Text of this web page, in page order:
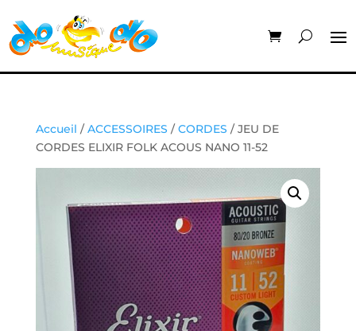
Accueil /ACCESSOIRES /CORDES / JEU DE
CORDES ELIXIR FOLK ACOUS NANO 11-52